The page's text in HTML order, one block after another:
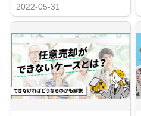
2022-05-31